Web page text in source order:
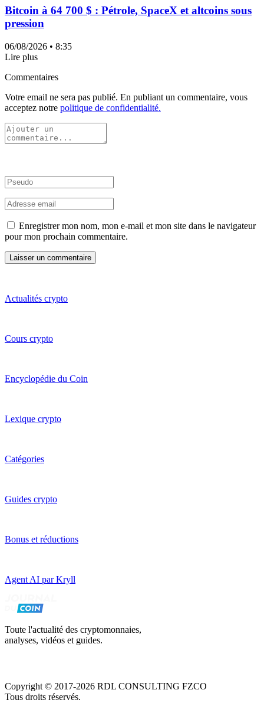
Bitcoin à 64 700 $ : Pétrole, SpaceX et altcoins sous
pression
06/08/2026 • 8:35
Lire plus
Commentaires
Votre email ne sera pas publié. En publiant un commentaire, vous
acceptez notre politique de confidentialité.
Enregistrer mon nom, mon e-mail et mon site dans le navigateur
pour mon prochain commentaire.
Actualités crypto
Cours crypto
Encyclopédie du Coin
Lexique crypto
Catégories
Guides crypto
Bonus et réductions
Agent AI par Kryll
Toute l'actualité des cryptomonnaies,
analyses, vidéos et guides.
Copyright © 2017-2026 RDL CONSULTING FZCO
Tous droits réservés.